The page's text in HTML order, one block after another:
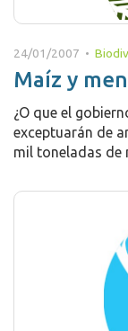
24/01/2007 •
Maíz y
¿O que el
exceptuarán de
mil toneladas de